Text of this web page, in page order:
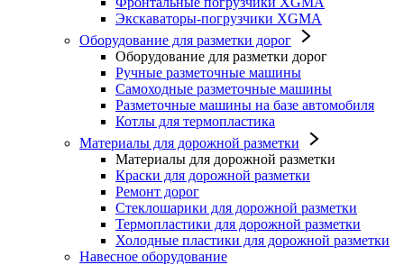
Экскаваторы-погрузчики XGMA
Оборудование для разметки дорог
Оборудование для разметки дорог
Ручные разметочные машины
Самоходные разметочные машины
Разметочные машины на базе автомобиля
Котлы для термопластика
Материалы для дорожной разметки
Материалы для дорожной разметки
Краски для дорожной разметки
Ремонт дорог
Стеклошарики для дорожной разметки
Термопластики для дорожной разметки
Холодные пластики для дорожной разметки
Навесное оборудование